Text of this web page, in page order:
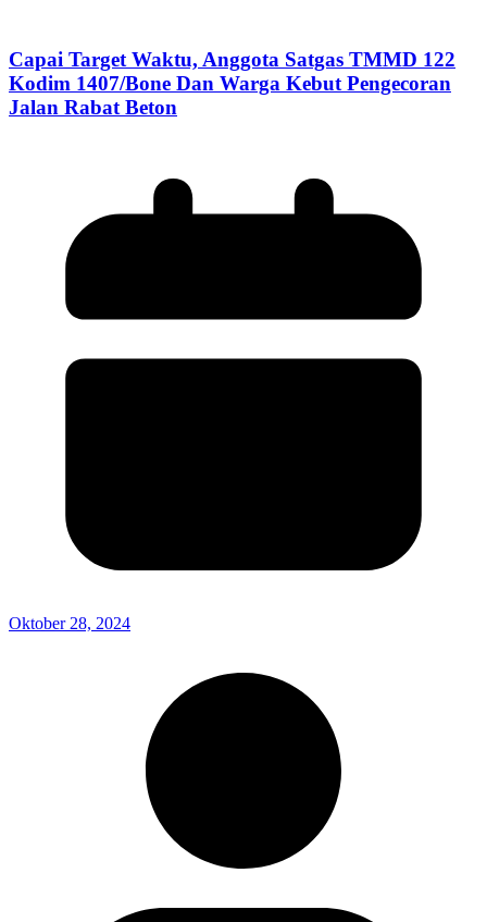
Capai Target Waktu, Anggota Satgas TMMD 122
Kodim 1407/Bone Dan Warga Kebut Pengecoran
Jalan Rabat Beton
Oktober 28, 2024